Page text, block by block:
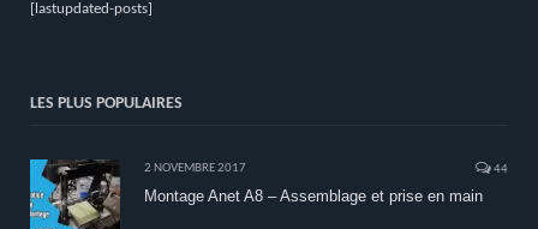
[lastupdated-posts]
LES PLUS POPULAIRES
2 NOVEMBRE 2017 44
Montage Anet A8 – Assemblage et prise en main